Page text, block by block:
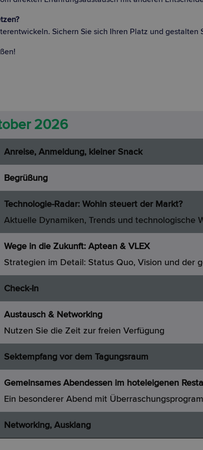
Sichern Sie sich Ihren Platz und
2026
Anreise, Anmeldung, kleiner Snack
Begrüßung
Technologie-Radar: Wohin steuert der Markt?
Aktuelle Dynamiken, Trends und technologische
Wege in die Zukunft: Aptean & VLEX
Strategien im Detail: Status Quo, Vision und der
Check-In
Austausch & Networking
Nutzen Sie die Zeit zur freien Verfügung
Sektempfang vor dem Tagungsraum
Gemeinsames Abendessen im hoteleigenen
Ein besonderer Abend mit
Networking, Ausklang